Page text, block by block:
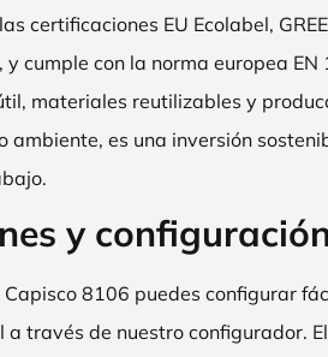
certificaciones EU Ecolabel,
y cumple con la norma europea EN
materiales reutilizables y
ambiente, es una inversión
y
Capisco 8106 puedes configurar
a través de nuestro configurador.